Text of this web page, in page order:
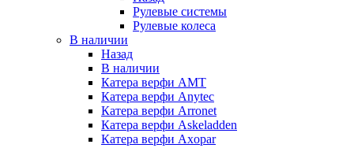
Рулевые системы
Рулевые колеса
В наличии
Назад
В наличии
Катера верфи AMT
Катера верфи Anytec
Катера верфи Arronet
Катера верфи Askeladden
Катера верфи Axopar